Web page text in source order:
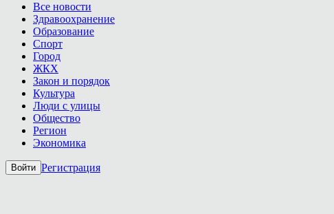
Все новости
Здравоохранение
Образование
Спорт
Город
ЖКХ
Закон и порядок
Культура
Люди с улицы
Общество
Регион
Экономика
Войти Регистрация